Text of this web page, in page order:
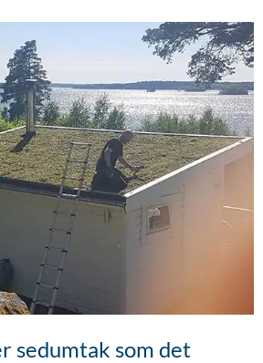
sedumtak som det